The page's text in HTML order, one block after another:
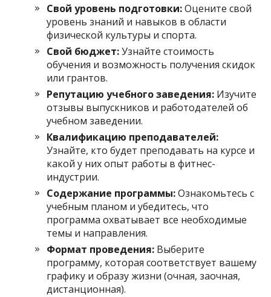
Свой уровень подготовки:Оцените свой
уровень знаний и навыков в области
физической культуры и спорта.
Свой бюджет:Узнайте стоимость
обучения и возможность получения скидок
или грантов.
Репутацию учебного заведения: Изучите
отзывы выпускников и работодателей об
учебном заведении.
Квалификацию преподавателей:
Узнайте, кто будет преподавать на курсе и
какой у них опыт работы в фитнес-
индустрии.
Содержание программы:Ознакомьтесь с
учебным планом и убедитесь, что
программа охватывает все необходимые
темы и направления.
Формат проведения: Выберите
программу, которая соответствует вашему
графику и образу жизни (очная, заочная,
дистанционная).